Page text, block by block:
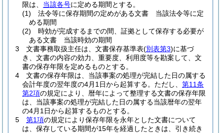
限は、 当該各号に定める期間とする。
(1)
法令等に保存期間の定めがある文書 当該法令等に定
める期間
(2)
時効が完成するまでの間、証拠として保存する必要が
ある文書 当該時効の期間
3
文書事務取扱主任は、文書保存基準表(別表第3)に基づ
き、文書の内容の効力、重要度、利用度等を勘案して、文
書の保存年限を定めるものとする。
4
文書の保存年限は、当該事案の処理が完結した日の属する
会計年度の翌年度の4月1日から起算する。 ただし、 第11条
第2項の規定により、暦年によって整理する文書の保存年限
は、当該事案の処理が完結した日の属する当該暦年の翌年
の4月1日から起算するものとする。
5
第1項の規定により保存年限を永年とした文書について
は、保存している期間が15年を経過したときは、引き続き